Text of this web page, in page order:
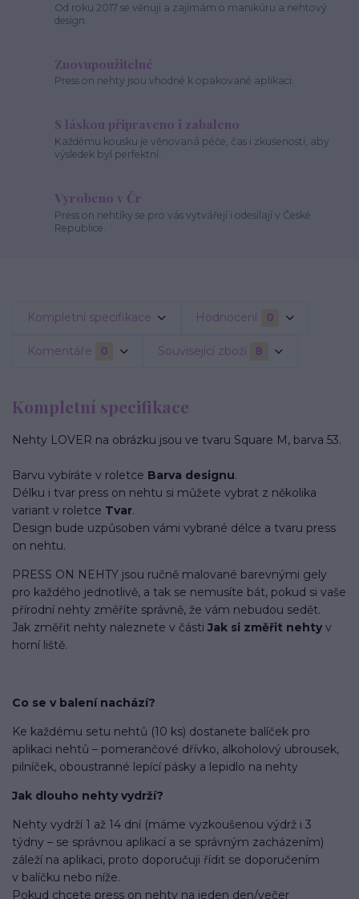
Od roku 2017 se věnuji a zajímám o manikúru a nehtový
design.
Znovupoužitelné
Press on nehty jsou vhodné k opakované aplikaci.
S láskou připraveno i zabaleno
Každému kousku je věnovaná péče, čas i zkušenosti, aby
výsledek byl perfektní.
Vyrobeno v Čr
Press on nehtíky se pro vás vytvářejí i odesílají v České
Republice.
Kompletní specifikace Hodnocení 0
Komentáře 0 Související zboží 8
Kompletní specifikace
Nehty LOVER na obrázku jsou ve tvaru Square M, barva 53.
Barvu vybíráte v roletce Barva designu.
Délku i tvar press on nehtu si můžete vybrat z několika
variant v roletce Tvar.
Design bude uzpůsoben vámi vybrané délce a tvaru press
on nehtu.
PRESS ON NEHTY jsou ručně malované barevnými gely
pro každého jednotlivě, a tak se nemusíte bát, pokud si vaše
přírodní nehty změříte správně, že vám nebudou sedět.
Jak změřit nehty naleznete v části Jak si změřit nehty v
horní liště.
Co se v balení nachází?
Ke každému setu nehtů (10 ks) dostanete balíček pro
aplikaci nehtů – pomerančové dřívko, alkoholový ubrousek,
pilníček, oboustranné lepící pásky a lepidlo na nehty
Jak dlouho nehty vydrží?
Nehty vydrží 1 až 14 dní (máme vyzkoušenou výdrž i 3
týdny – se správnou aplikací a se správným zacházením)
záleží na aplikaci, proto doporučuji řídit se doporučením
v balíčku nebo níže.
Pokud chcete press on nehty na jeden den/večer